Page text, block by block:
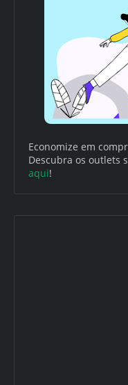
Economize em
Descubra os outlets
aqui!